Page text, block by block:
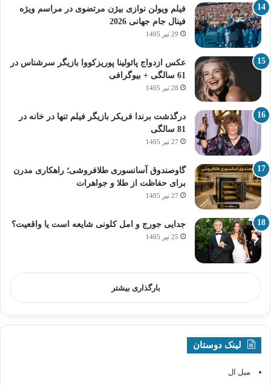
فیلم ویولن نوازی بیژن مرتضوی در مراسم ویژه
فینال جام جهانی 2026
29 تیر 1405
عکس ازدواج پائولینا پوریزکووا بازیگر سرشناس در
61 سالگی + بیوگرافی
28 تیر 1405
درگذشت برندا فریکر بازیگر فیلم تنها در خانه در
81 سالگی
27 تیر 1405
گاوصندوق آسانسوری طلافروشی؛ راهکاری مدرن
برای حفاظت از طلا و جواهرات
27 تیر 1405
جدایی جورج و امل کلونی شایعه است یا واقعیت؟
25 تیر 1405
بارگذاری بیشتر
لینک دوستان
مبل ال